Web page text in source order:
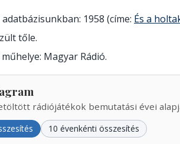
1958 (címe: És a
tőle.
Magyar Rádió.
rádiójátékok bemutatási évei
10 évenkénti összesítés